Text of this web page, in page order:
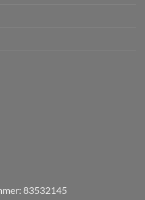
83532145